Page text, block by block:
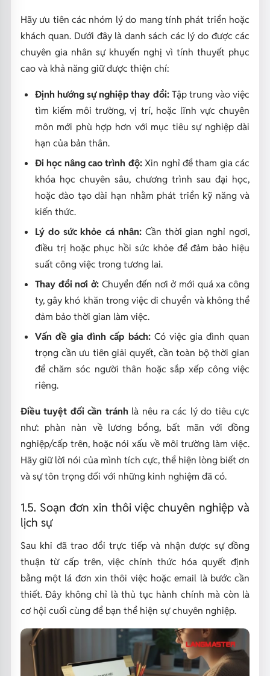
Hãy ưu tiên các nhóm lý do mang tính phát triển hoặc
khách quan. Dưới đây là danh sách các lý do được các
chuyên gia nhân sự khuyến nghị vì tính thuyết phục
cao và khả năng giữ được thiện chí:
Định hướng sự nghiệp thay đổi:Tập trung vào việc
tìm kiếm môi trường, vị trí, hoặc lĩnh vực chuyên
môn mới phù hợp hơn với mục tiêu sự nghiệp dài
hạn của bản thân.
Đi học nâng cao trình độ:Xin nghỉ để tham gia các
khóa học chuyên sâu, chương trình sau đại học,
hoặc đào tạo dài hạn nhằm phát triển kỹ năng và
kiến thức.
Lý do sức khỏe cá nhân: Cần thời gian nghỉ ngơi,
điều trị hoặc phục hồi sức khỏe để đảm bảo hiệu
suất công việc trong tương lai.
Thay đổi nơi ở:Chuyển đến nơi ở mới quá xa công
ty, gây khó khăn trong việc di chuyển và không thể
đảm bảo thời gian làm việc.
Vấn đề gia đình cấp bách:Có việc gia đình quan
trọng cần ưu tiên giải quyết, cần toàn bộ thời gian
để chăm sóc người thân hoặc sắp xếp công việc
riêng.
Điều tuyệt đối cần tránh là nêu ra các lý do tiêu cực
như: phàn nàn về lương bổng, bất mãn với đồng
nghiệp/cấp trên, hoặc nói xấu về môi trường làm việc.
Hãy giữ lời nói của mình tích cực, thể hiện lòng biết ơn
và sự tôn trọng đối với những kinh nghiệm đã có.
1.5. Soạn đơn xin thôi việc chuyên nghiệp và
lịch sự
Sau khi đã trao đổi trực tiếp và nhận được sự đồng
thuận từ cấp trên, việc chính thức hóa quyết định
bằng một lá đơn xin thôi việc hoặc email là bước cần
thiết. Đây không chỉ là thủ tục hành chính mà còn là
cơ hội cuối cùng để bạn thể hiện sự chuyên nghiệp.